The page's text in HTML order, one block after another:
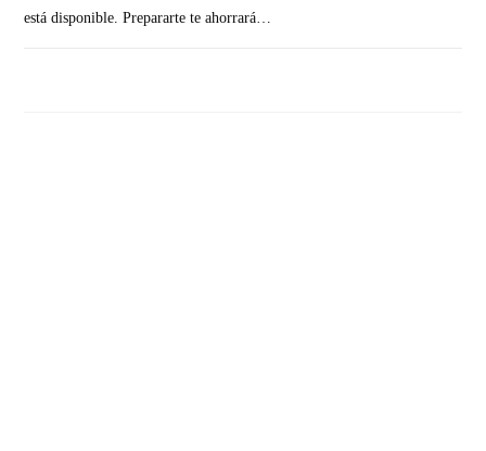
está disponible. Prepararte te ahorrará…